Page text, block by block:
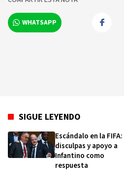
WHATSAPP
SIGUE LEYENDO
Escándalo en la FIFA:
disculpas y apoyo a
Infantino como
respuesta